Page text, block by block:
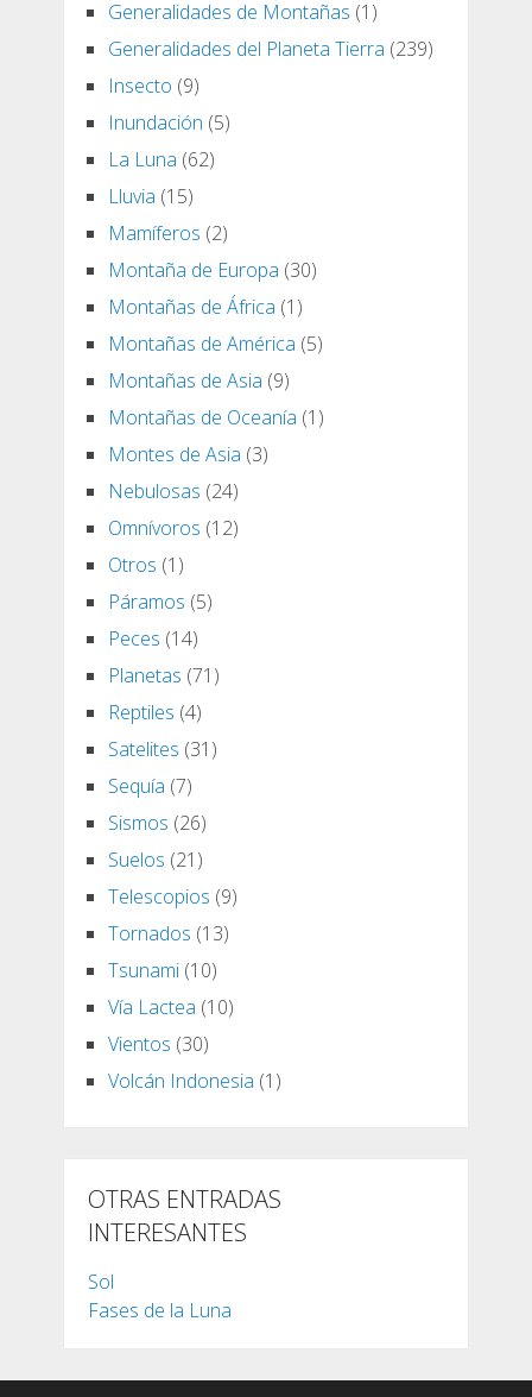
Generalidades de Montañas (1)
Generalidades del Planeta Tierra (239)
Insecto (9)
Inundación (5)
La Luna (62)
Lluvia (15)
Mamíferos (2)
Montaña de Europa (30)
Montañas de África (1)
Montañas de América (5)
Montañas de Asia (9)
Montañas de Oceanía (1)
Montes de Asia (3)
Nebulosas (24)
Omnívoros (12)
Otros (1)
Páramos (5)
Peces (14)
Planetas (71)
Reptiles (4)
Satelites (31)
Sequía (7)
Sismos (26)
Suelos (21)
Telescopios (9)
Tornados (13)
Tsunami(10)
Vía Lactea (10)
Vientos (30)
Volcán Indonesia (1)
OTRAS ENTRADAS
INTERESANTES
Sol
Fases de la Luna